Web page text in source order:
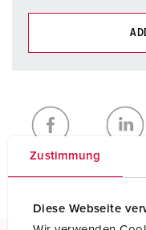
Zustimmung
Diese Webseite
My list